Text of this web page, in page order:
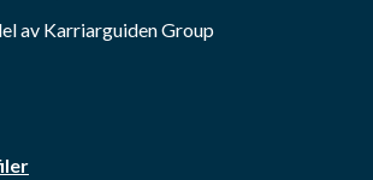
av Karriarguiden Group